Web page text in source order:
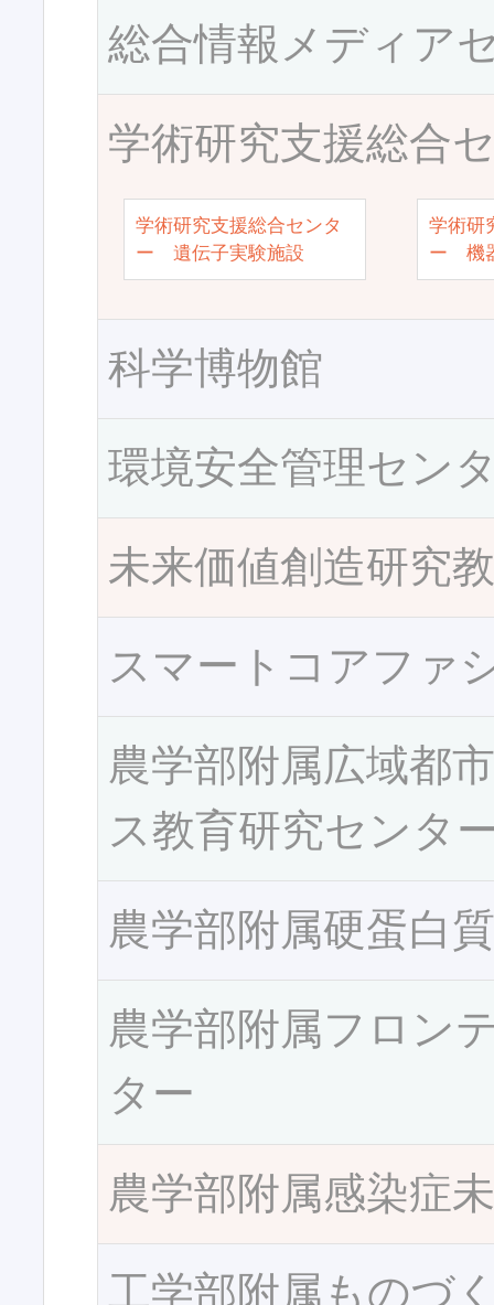
総合情報メディア
学術研究支援総合
学術研究支援総合センタ
ー 遺伝子実験施設
学術研
ー 機
科学博物館
環境安全管理セン
未来価値創造研究
スマートコアファ
農学部附属広域都
ス教育研究センタ
農学部附属硬蛋白
農学部附属フロン
ター
農学部附属感染症
工学部附属ものづ